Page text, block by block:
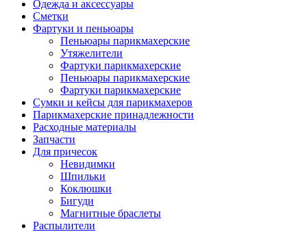
Одежда и аксессуары
Сметки
Фартуки и пеньюары
Пеньюары парикмахерские
Утяжелители
Фартуки парикмахерские
Пеньюары парикмахерские
Фартуки парикмахерские
Сумки и кейсы для парикмахеров
Парикмахерские принадлежности
Расходные материалы
Запчасти
Для причесок
Невидимки
Шпильки
Коклюшки
Бигуди
Магнитные браслеты
Распылители